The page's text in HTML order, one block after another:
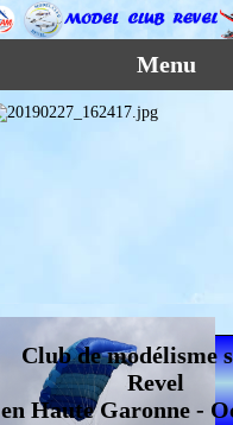
Menu
Club de modélisme
Revel
en Haute Garonne -